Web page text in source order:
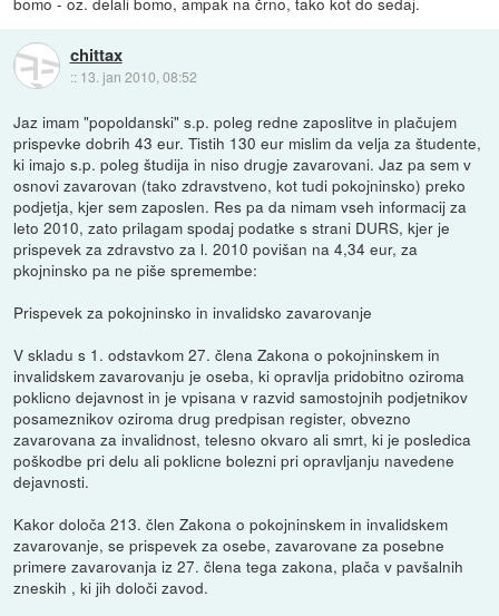
chittax
:: 13. jan 2010, 08:52
Jaz imam "popoldanski" s.p. poleg redne zaposlitve in plačujem
prispevke dobrih 43 eur. Tistih 130 eur mislim da velja za študente,
ki imajo s.p. poleg študija in niso drugje zavarovani. Jaz pa sem v
osnovi zavarovan (tako zdravstveno, kot tudi pokojninsko) preko
podjetja, kjer sem zaposlen. Res pa da nimam vseh informacij za
leto 2010, zato prilagam spodaj podatke s strani DURS, kjer je
prispevek za zdravstvo za l. 2010 povišan na 4,34 eur, za
pkojninsko pa ne piše spremembe:
Prispevek za pokojninsko in invalidsko zavarovanje
V skladu s 1. odstavkom 27. člena Zakona o pokojninskem in
invalidskem zavarovanju je oseba, ki opravlja pridobitno oziroma
poklicno dejavnost in je vpisana v razvid samostojnih podjetnikov
posameznikov oziroma drug predpisan register, obvezno
zavarovana za invalidnost, telesno okvaro ali smrt, ki je posledica
poškodbe pri delu ali poklicne bolezni pri opravljanju navedene
dejavnosti.
Kakor določa 213. člen Zakona o pokojninskem in invalidskem
zavarovanje, se prispevek za osebe, zavarovane za posebne
primere zavarovanja iz 27. člena tega zakona, plača v pavšalnih
zneskih , ki jih določi zavod.